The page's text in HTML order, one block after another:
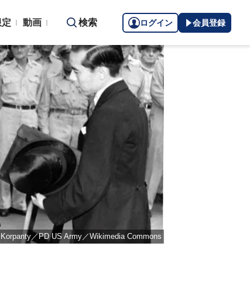
動画 検索 ログイン 会員登録
／PD US Army／Wikimedia Commons